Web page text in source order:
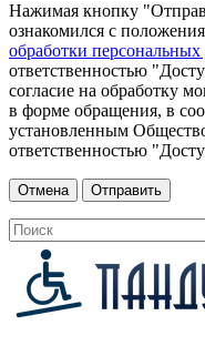
Нажимая кнопку
ознакомился с
обработки
ответственностью
согласие на обработку
в форме обращения, в
установленным
ответственностью